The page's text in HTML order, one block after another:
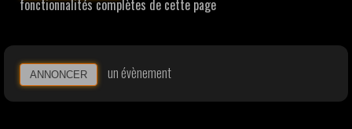
fonctionnalités complètes de cette page
ANNONCER un évènement